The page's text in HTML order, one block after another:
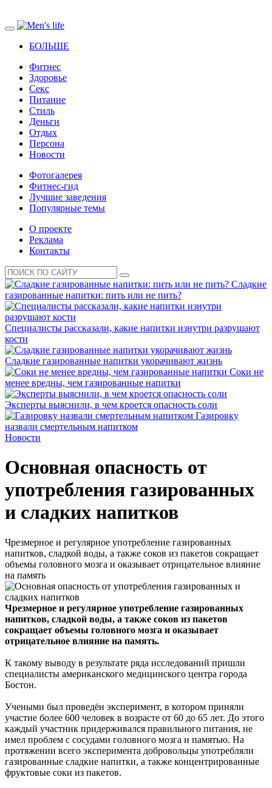
БОЛЬШЕ
Фитнес
Здоровье
Секс
Питание
Стиль
Деньги
Отдых
Персона
Новости
Фотогалерея
Фитнес-гид
Лучшие заведения
Популярные темы
О проекте
Реклама
Контакты
Сладкие
газированные напитки: пить или не пить?
Специалисты рассказали, какие напитки изнутри разрушают
кости
Сладкие газированные напитки укорачивают жизнь
Соки не
менее вредны, чем газированные напитки
Эксперты выяснили, в чем кроется опасность соли
Газировку
назвали смертельным напитком
Новости
Основная опасность от
употребления газированных
и сладких напитков
Чрезмерное и регулярное употребление газированных
напитков, сладкой воды, а также соков из пакетов сокращает
объемы головного мозга и оказывает отрицательное влияние
на память
Чрезмерное и регулярное употребление газированных
напитков, сладкой воды, а также соков из пакетов
сокращает объемы головного мозга и оказывает
отрицательное влияние на память.
К такому выводу в результате ряда исследований пришли
специалисты американского медицинского центра города
Бостон.
Учеными был проведён эксперимент, в котором приняли
участие более 600 человек в возрасте от 60 до 65 лет. До этого
каждый участник придерживался правильного питания, не
имел проблем с сосудами головного мозга и памятью. На
протяжении всего эксперимента добровольцы употребляли
газированные сладкие напитки, а также концентрированные
фруктовые соки из пакетов.